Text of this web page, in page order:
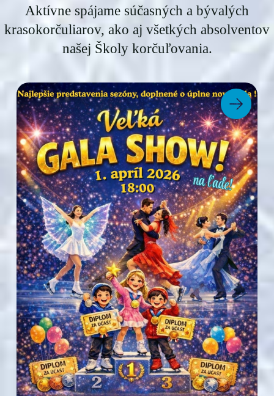
Aktívne spájame súčasných a bývalých
krasokorčuliarov, ako aj všetkých absolventov
našej Školy korčuľovania.